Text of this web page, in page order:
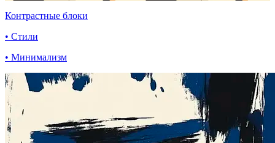
Контрастные блоки
• Стили
• Минимализм